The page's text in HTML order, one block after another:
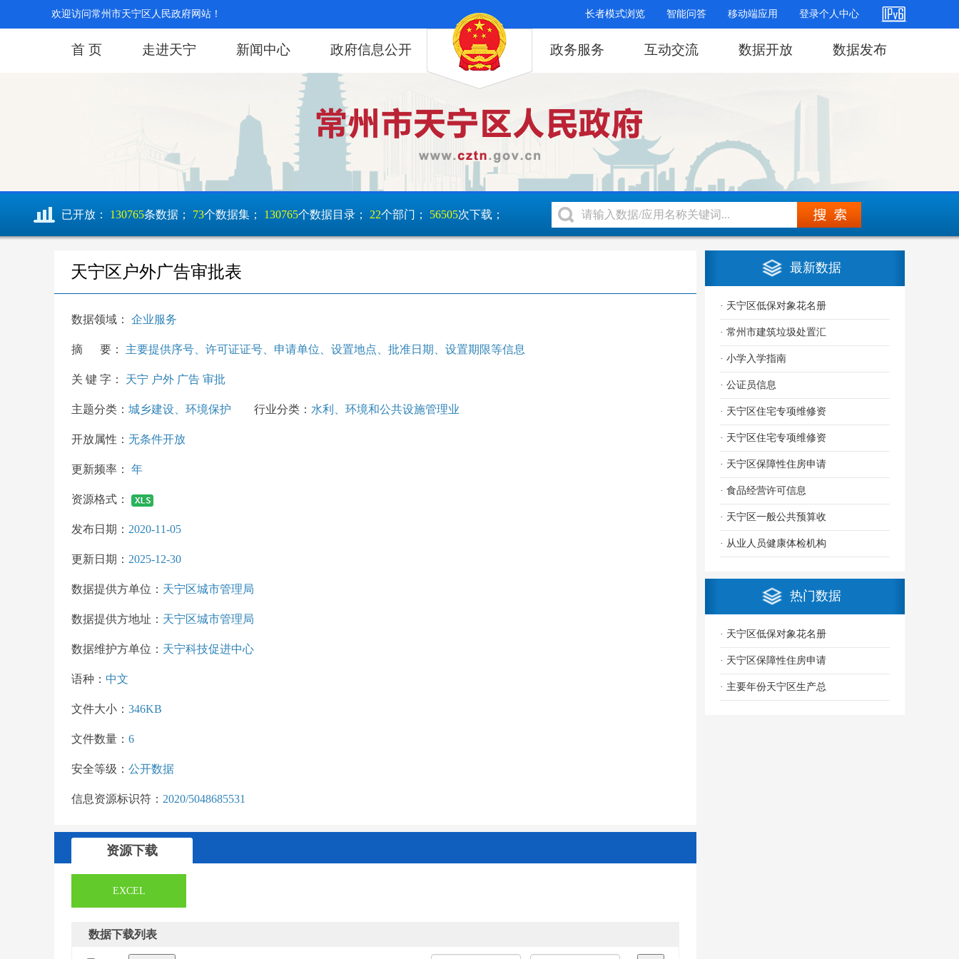
欢迎访问常州市天宁区人民政府网站！ 长者模式浏览 智能问答 移动端应用 登录个人中心
首 页 走进天宁 新闻中心 政府信息公开 政务服务 互动交流 数据开放 数据发布
已开放： 130765条数据； 73个数据集； 130765个数据目录； 22个部门； 56505次下载；
天宁区户外广告审批表
数据领域： 企业服务
摘 要： 主要提供序号、许可证证号、申请单位、设置地点、批准日期、设置期限等信息
关 键 字： 天宁 户外 广告 审批
主题分类： 城乡建设、环境保护 行业分类： 水利、环境和公共设施管理业
开放属性： 无条件开放
更新频率： 年
资源格式：
发布日期： 2020-11-05
更新日期： 2025-12-30
数据提供方单位： 天宁区城市管理局
数据提供方地址： 天宁区城市管理局
数据维护方单位： 天宁科技促进中心
语种： 中文
文件大小： 346KB
文件数量： 6
安全等级： 公开数据
信息资源标识符： 2020/5048685531
资源下载
EXCEL
数据下载列表
最新数据
· 天宁区低保对象花名册
· 常州市建筑垃圾处置汇
· 小学入学指南
· 公证员信息
· 天宁区住宅专项维修资
· 天宁区住宅专项维修资
· 天宁区保障性住房申请
· 食品经营许可信息
· 天宁区一般公共预算收
· 从业人员健康体检机构
热门数据
· 天宁区低保对象花名册
· 天宁区保障性住房申请
· 主要年份天宁区生产总